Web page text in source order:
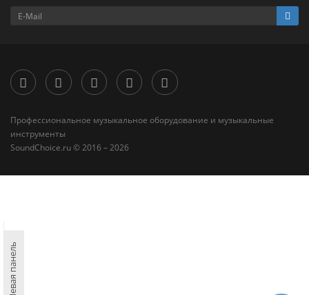
Профессиональное музыкальное оборудование и музыкальные
инструменты
SoundChoice.ru © 2016 – 2026
Левая панель